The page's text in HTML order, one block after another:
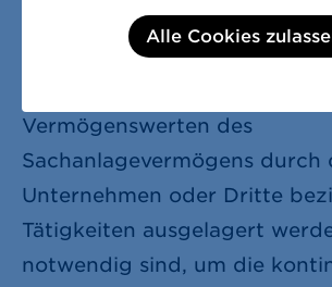
Reparatur sowie sämtliche
direkten Ausgaben im
Vermögenswerten des
Sachanlagevermögens durch
Unternehmen oder Dritte
Tätigkeiten ausgelagert
notwendig sind, um die
Alle Cookies